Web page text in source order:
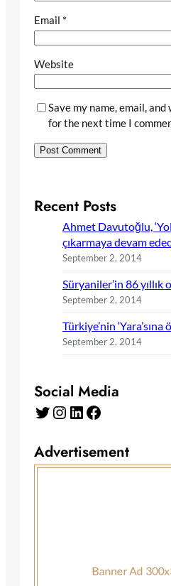
Email *
Website
Save my name, email,
for the next time I
Recent Posts
Ahmet Davutoğlu,
çıkarmaya devam
September 2, 2014
Süryaniler’in 86
September 2, 2014
Türkiye’nin
September 2, 2014
Social Media
Twitter Instagram LinkedIn Facebook
Advertisement